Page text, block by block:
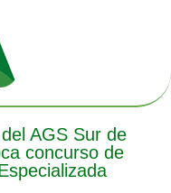
AGS Sur de
concurso de